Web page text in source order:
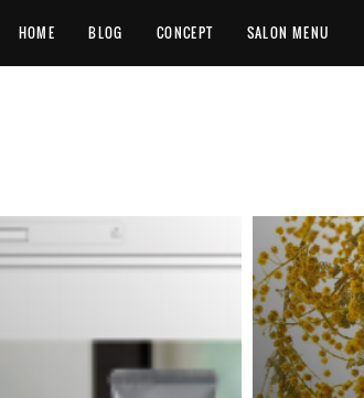
HOME BLOG CONCEPT SALON MENU